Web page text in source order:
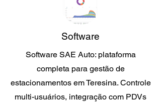
Software
Software SAE Auto: plataforma
completa para gestão de
estacionamentos em Teresina. Controle
multi-usuários, integração com PDVs